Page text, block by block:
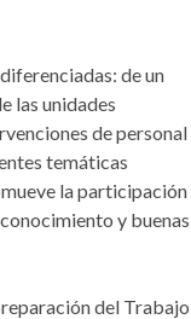
de un
las unidades
de personal
temáticas
la participación
y buenas
del Trabajo